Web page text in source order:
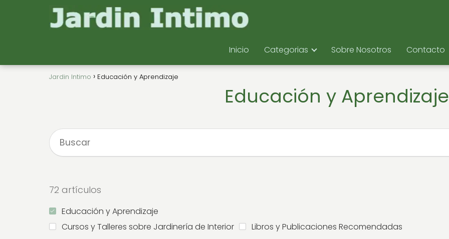
Inicio Categorias Sobre Nosotros Contacto
Jardin Intimo Educación y Aprendizaje
Educación y Aprendizaje
72 artículos
Educación y Aprendizaje
Cursos y Talleres sobre Jardinería de Interior
Libros y Publicaciones Recomendadas